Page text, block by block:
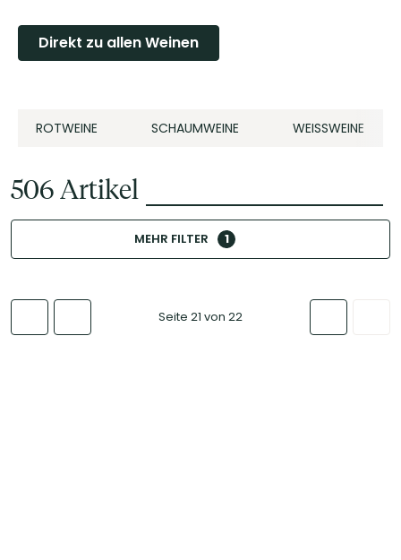
Direkt zu allen Weinen
ROTWEINE SCHAUMWEINE WEISSWEINE
506 Artikel
MEHR FILTER 1
Seite 21 von 22